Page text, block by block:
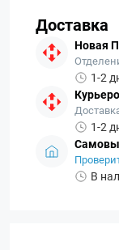
Доставка
Новая
1-2
1-2
В